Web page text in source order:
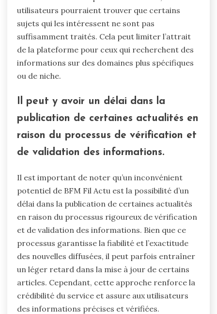
utilisateurs pourraient trouver que certains
sujets qui les intéressent ne sont pas
suffisamment traités. Cela peut limiter l’attrait
de la plateforme pour ceux qui recherchent des
informations sur des domaines plus spécifiques
ou de niche.
Il peut y avoir un délai dans la
publication de certaines actualités en
raison du processus de vérification et
de validation des informations.
Il est important de noter qu’un inconvénient
potentiel de BFM Fil Actu est la possibilité d’un
délai dans la publication de certaines actualités
en raison du processus rigoureux de vérification
et de validation des informations. Bien que ce
processus garantisse la fiabilité et l’exactitude
des nouvelles diffusées, il peut parfois entraîner
un léger retard dans la mise à jour de certains
articles. Cependant, cette approche renforce la
crédibilité du service et assure aux utilisateurs
des informations précises et vérifiées.